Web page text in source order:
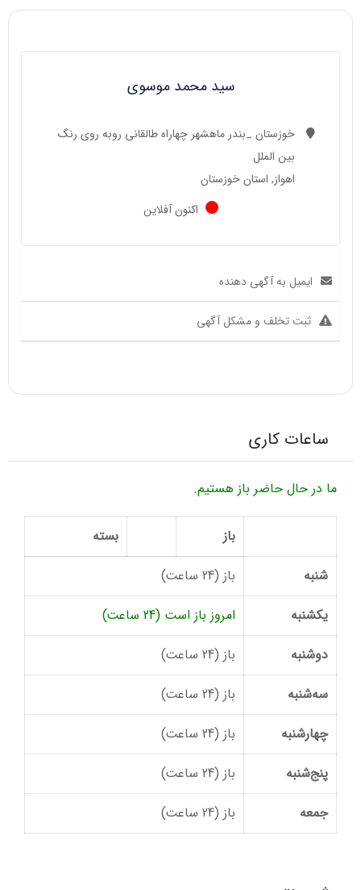
سید محمد موسوی
خوزستان _بندر ماهشهر چهاراه طالقانی روبه روی رنگ
بین الملل
اهواز, استان خوزستان
اکنون آفلاین
ایمیل به آگهی دهنده
ثبت تخلف و مشکل آگهی
ساعات کاری
ما در حال حاضر باز هستیم.
باز
بسته
شنبه
باز (24 ساعت)
یکشنبه
امروز باز است (24 ساعت)
دوشنبه
باز (24 ساعت)
سه‌شنبه
باز (24 ساعت)
چهارشنبه
باز (24 ساعت)
پنج‌شنبه
باز (24 ساعت)
جمعه
باز (24 ساعت)